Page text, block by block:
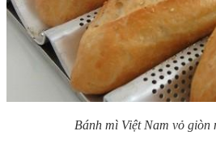
Bánh mì Việt Nam vỏ giòn